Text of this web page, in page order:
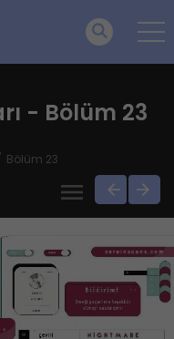
- Bölüm 23
Bölüm 23